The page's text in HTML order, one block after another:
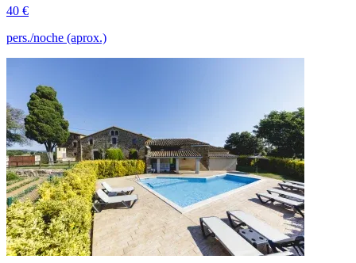
40 €
pers./noche (aprox.)